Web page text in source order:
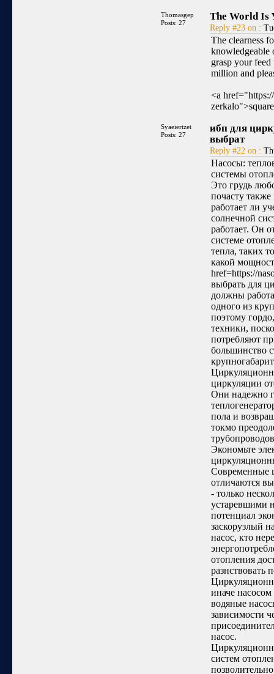
Thomasgep
Posts: 27
The World Is
Reply #23 on :
The clearness
knowledgeable
grasp your
million and
<a
Syaeiertzet
Posts: 27
ибп для
выбрат
Reply #22 on :
Насосы:
системы
Это грудь
почасту
работает ли
солнечной
работает. Он
системе
тепла, таких
какой
href=https://
выбрать для
должны
одного из
поэтому
техники,
потребляют
большинство
циркуляции
Они надежно
пола и
токмо
Экономьте
Современные
отличаются
- только
устаревшими
потенциал
заскорузлый
насос, кто
отопления
разнствовать
иначе
водяные
зависимости
насос.
систем